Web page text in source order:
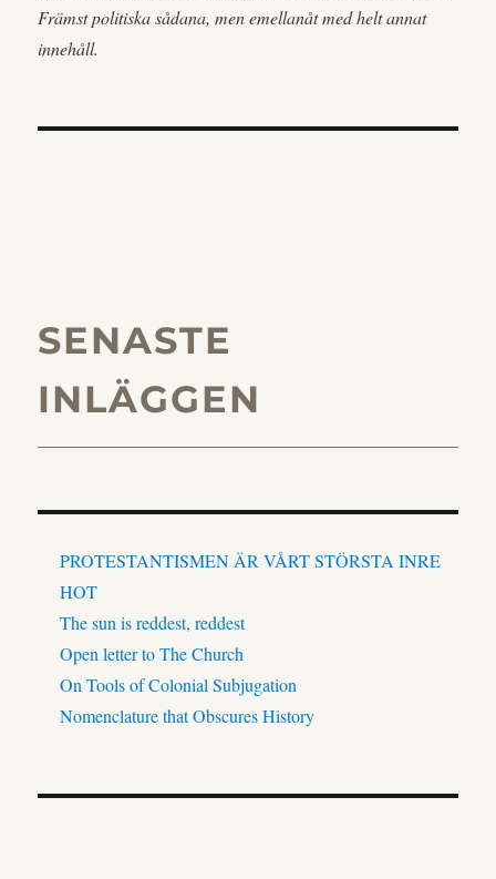
Främst politiska sådana, men emellanåt med helt annat
innehåll.
SENASTE
INLÄGGEN
PROTESTANTISMEN ÄR VÅRT STÖRSTA INRE
HOT
The sun is reddest, reddest
Open letter to The Church
On Tools of Colonial Subjugation
Nomenclature that Obscures History